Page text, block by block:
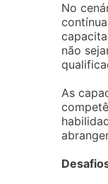
No
não
As